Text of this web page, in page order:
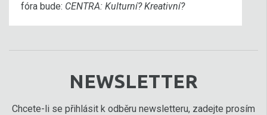
fóra bude: CENTRA: Kulturní? Kreativní?
NEWSLETTER
Chcete-li se přihlásit k odběru newsletteru, zadejte prosím